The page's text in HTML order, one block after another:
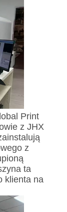
Print
z JHX
z
ta
klienta na